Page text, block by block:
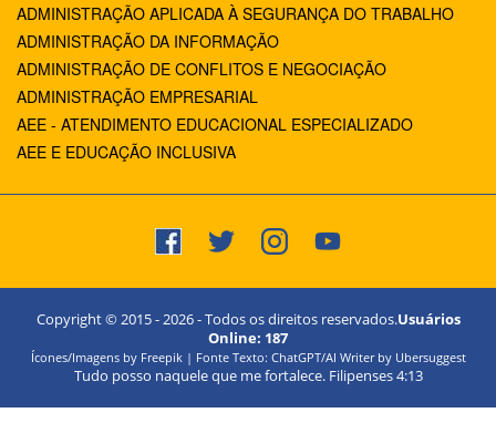
ADMINISTRAÇÃO APLICADA À SEGURANÇA DO TRABALHO
ADMINISTRAÇÃO DA INFORMAÇÃO
ADMINISTRAÇÃO DE CONFLITOS E NEGOCIAÇÃO
ADMINISTRAÇÃO EMPRESARIAL
AEE - ATENDIMENTO EDUCACIONAL ESPECIALIZADO
AEE E EDUCAÇÃO INCLUSIVA
Copyright © 2015 -2026- Todos os direitos reservados.Usuários
Online: 187
Ícones/Imagens by Freepik | Fonte Texto: ChatGPT/AI Writer by Ubersuggest
Tudo posso naquele que me fortalece. Filipenses 4:13